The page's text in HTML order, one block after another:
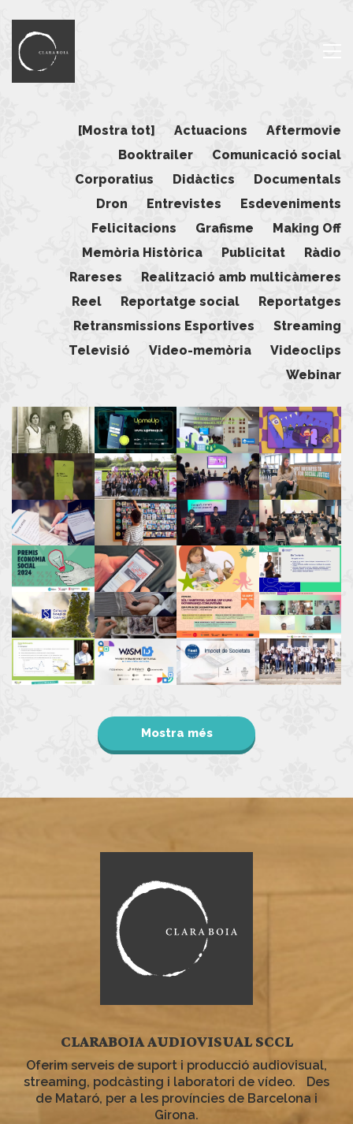
[Mostra tot] Actuacions
Aftermovie
Booktrailer
Comunicació social
Corporatius
Didàctics
Documentals
Dron
Entrevistes
Esdeveniments
Felicitacions
Grafisme
Making Off
Memòria Històrica
Publicitat
Ràdio
Rareses
Realització amb multicàmeres
Reel
Reportatge social
Reportatges
Retransmissions Esportives
Streaming
Televisió
Video-memòria
Videoclips
Webinar
Mostra més
CLARABOIA AUDIOVISUAL SCCL
Oferim serveis de suport i producció audiovisual,
streaming, podcàsting i laboratori de vídeo. Des
de Mataró, per a les províncies de Barcelona i
Girona.